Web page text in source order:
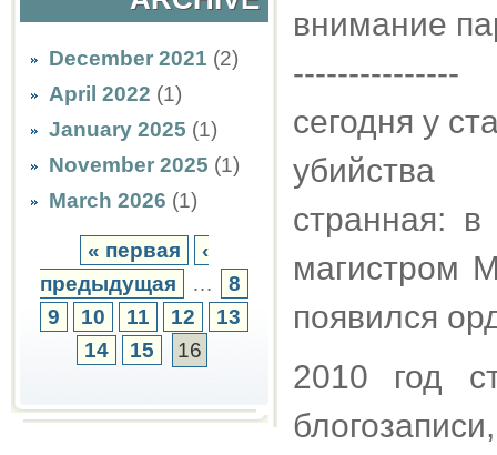
December 2021 (2)
April 2022 (1)
January 2025 (1)
November 2025 (1)
March 2026 (1)
« первая
‹
предыдущая
…
8
9
10 11 12
13
14
15 16
внимание
---------------
сегодня у
убийства
странная:
магистром
появился
2010 год